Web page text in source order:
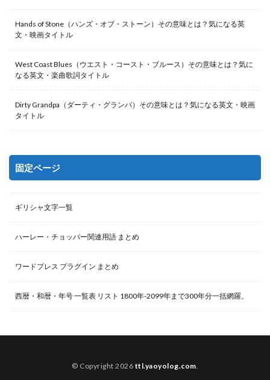
Hands of Stone（ハンズ・オブ・ストーン）その意味とは？気になる英
文・映画タイトル
West Coast Blues（ウエスト・コースト・ブルース）その意味とは？気に
なる英文・楽曲歌詞タイトル
Dirty Grandpa（ダーティ・グランパ）その意味とは？気になる英文・映画
タイトル
固定ページ
ギリシャ文字一覧
ハーレー・チョッパー関連用語 まとめ
ワードプレス プラグイン まとめ
西暦・和暦・年号 一覧表 リスト 1800年-2099年まで300年分一括網羅。
© Copyright 2026 ttl.yaoyolog.com.